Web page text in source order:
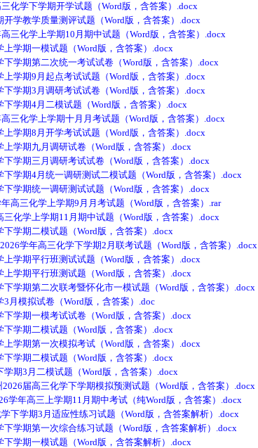
学下学期开学试题（Word版，含答案）.docx
学教学质量测评试题（Word版，含答案）.docx
化学上学期10月期中试题（Word版，含答案）.docx
学期一模试题（Word版，含答案）.docx
学期第二次统一考试试卷（Word版，含答案）.docx
学期9月起点考试试题（Word版，含答案）.docx
学期3月调研考试试卷（Word版，含答案）.docx
学期4月二模试题（Word版，含答案）.docx
化学上学期十月月考试题（Word版，含答案）.docx
学期8月开学考试试题（Word版，含答案）.docx
学期九月调研试卷（Word版，含答案）.docx
学期三月调研考试试卷（Word版，含答案）.docx
期4月统一调研测试二模试题（Word版，含答案）.docx
学期统一调研测试试题（Word版，含答案）.docx
三化学上学期9月月考试题（Word版，含答案）.rar
化学上学期11月期中试题（Word版，含答案）.docx
学期二模试题（Word版，含答案）.docx
学年高三化学下学期2月联考试题（Word版，含答案）.docx
学期平行班测试试题（Word版，含答案）.docx
学期平行班测试题（Word版，含答案）.docx
期第二次联考暨怀化市一模试题（Word版，含答案）.docx
模拟试卷（Word版，含答案）.doc
学期一模考试试卷（Word版，含答案）.docx
学期二模试题（Word版，含答案）.docx
学期第一次模拟考试（Word版，含答案）.docx
学期二模试题（Word版，含答案）.docx
期3月二模试题（Word版，含答案）.docx
届高三化学下学期模拟预测试题（Word版，含答案）.docx
年高三上学期11月期中考试（纯Word版，含答案）.docx
学期3月适应性练习试题（Word版，含答案解析）.docx
期第一次综合练习试题（Word版，含答案解析）.docx
学期一模试题（Word版，含答案解析）.docx